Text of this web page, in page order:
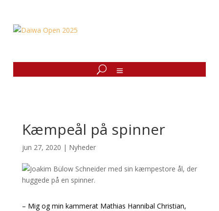
Kæmpeål på spinner
jun 27, 2020 | Nyheder
– Mig og min kammerat Mathias Hannibal Christian,